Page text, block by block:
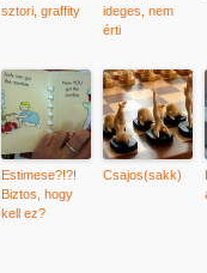
sztori, graffity
ideges, nem
érti
Estimese?!?!
Biztos, hogy
kell ez?
Csajos(sakk)